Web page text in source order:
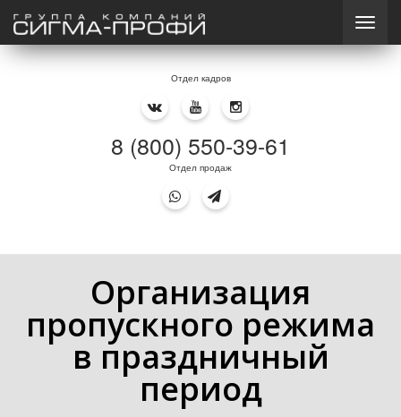
Отдел кадров
8 (800) 550-39-61
Отдел продаж
Организация
пропускного режима
в праздничный
период